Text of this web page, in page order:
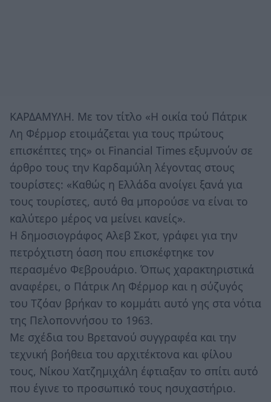
ΚΑΡΔΑΜΥΛΗ. Με τον τίτλο «Η οικία τού Πάτρικ
Λη Φέρμορ ετοιμάζεται για τους πρώτους
επισκέπτες της» οι Financial Times εξυμνούν σε
άρθρο τους την Καρδαμύλη λέγοντας στους
τουρίστες: «Kαθώς η Ελλάδα ανοίγει ξανά για
τους τουρίστες, αυτό θα μπορούσε να είναι το
καλύτερο μέρος να μείνει κανείς».
Η δημοσιογράφος Αλεβ Σκοτ, γράφει για την
πετρόχτιστη όαση που επισκέφτηκε τον
περασμένο Φεβρουάριο. Όπως χαρακτηριστικά
αναφέρει, ο Πάτρικ Λη Φέρμορ και η σύζυγός
του Τζόαν βρήκαν το κομμάτι αυτό γης στα νότια
της Πελοποννήσου το 1963.
Με σχέδια του Βρετανού συγγραφέα και την
τεχνική βοήθεια του αρχιτέκτονα και φίλου
τους, Νίκου Χατζημιχάλη έφτιαξαν το σπίτι αυτό
που έγινε το προσωπικό τους ησυχαστήριο.